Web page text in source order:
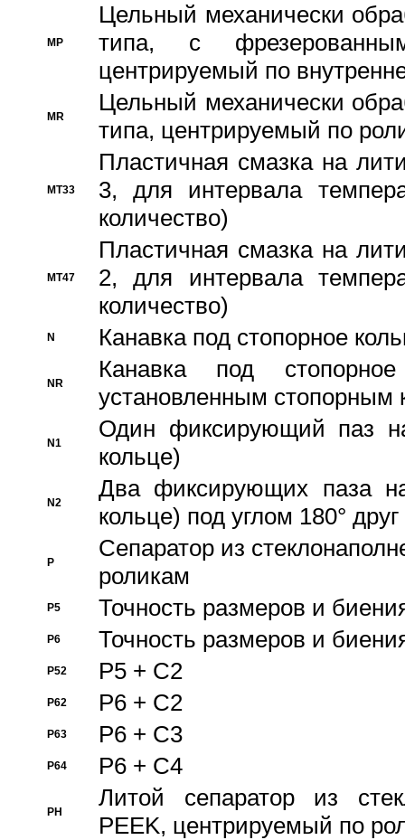
MP
Цельный механически
типа, с
центрируемый по
MR
Цельный механически
типа, центрируемый по
MT33
Пластичная смазка на
3, для интервала
количество)
MT47
Пластичная смазка на
2, для интервала
количество)
N Канавка под стопорное
NR
Канавка под
установленным стопорным
N1
Один фиксирующий паз
кольце)
N2
Два фиксирующих паза
кольце) под углом 180° друг
P
Cепаратор из
роликам
P5 Точность размеров и
P6 Точность размеров и
P52 P5 + C2
P62 P6 + C2
P63 P6 + C3
P64 P6 + C4
PH
Литой сепаратор из
PEEK, центрируемый по